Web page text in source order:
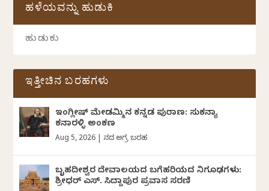
ಹಳೆಯವನ್ನು ಹುಡುಕಿ
ಇತ್ತೀಚಿನ ಬರಹಗಳು
ಇಂಗ್ಲೀಷ್ ಮೇಡಮ್ಮಿನ ಕನ್ನಡ ಪುರಾಣ: ಸುಕನ್ಯಾ
ಕನಾರಳ್ಳಿ ಅಂಕಣ
Aug 5, 2026 ದಿನದ ಅಗ್ರ ಬರಹ
ಬೃಹದೀಶ್ವರ ದೇವಾಲಯದ ಬಗೆಹರಿಯದ ನಿಗೂಢಗಳು:
ಶ್ರೀಧರ್‌ ಎಸ್.‌ ಸಿದ್ದಾಪುರ ಪ್ರವಾಸ ಸರಣಿ